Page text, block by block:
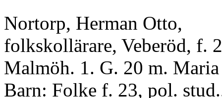
Nortorp, Herman Otto,
folkskollärare, Veberöd, f.
Malmöh. 1. G. 20 m.
Barn: Folke f. 23, pol.